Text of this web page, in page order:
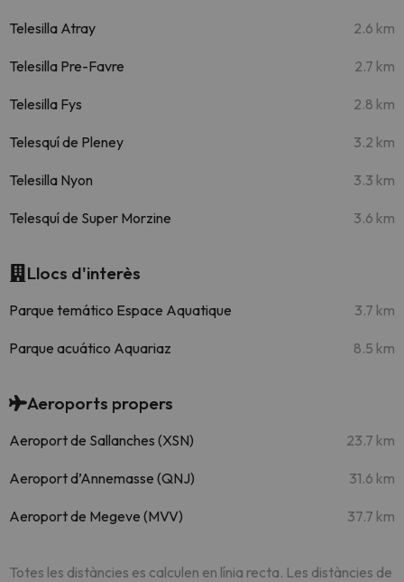
Telesilla Atray 2.6 km
Telesilla Pre-Favre 2.7 km
Telesilla Fys 2.8 km
Telesquí de Pleney 3.2 km
Telesilla Nyon 3.3 km
Telesquí de Super Morzine 3.6 km
Llocs d'interès
Parque temático Espace Aquatique 3.7 km
Parque acuático Aquariaz 8.5 km
Aeroports propers
Aeroport de Sallanches (XSN) 23.7 km
Aeroport d’Annemasse (QNJ) 31.6 km
Aeroport de Megeve (MVV) 37.7 km
Totes les distàncies es calculen en línia recta. Les distàncies de